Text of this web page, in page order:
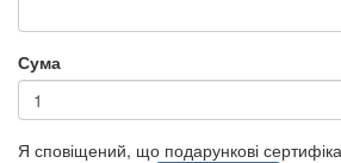
Сума
Я сповіщений, що подарункові